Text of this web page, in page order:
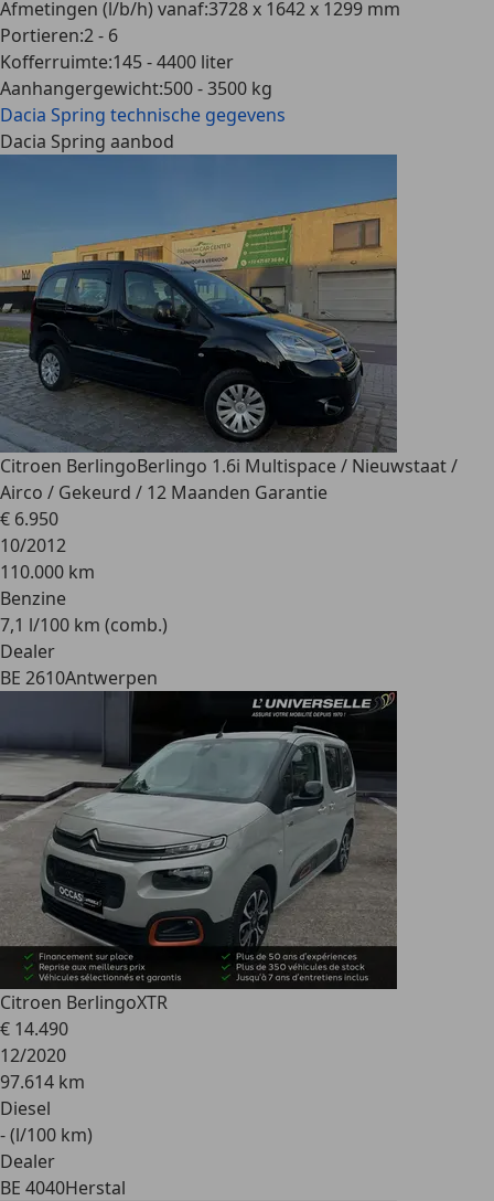
Afmetingen (l/b/h) vanaf:3728 x 1642 x 1299 mm
Portieren:2 - 6
Kofferruimte:145 - 4400 liter
Aanhangergewicht:500 - 3500 kg
Dacia Spring technische gegevens
Dacia Spring aanbod
Citroen BerlingoBerlingo 1.6i Multispace / Nieuwstaat /
Airco / Gekeurd / 12 Maanden Garantie
€ 6.950
10/2012
110.000 km
Benzine
7,1 l/100 km (comb.)
Dealer
BE 2610Antwerpen
Citroen BerlingoXTR
€ 14.490
12/2020
97.614 km
Diesel
- (l/100 km)
Dealer
BE 4040Herstal